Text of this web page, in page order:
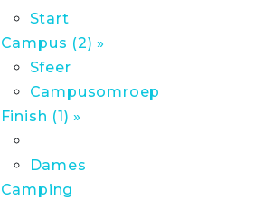
Start
Campus (2) »
Sfeer
Campusomroep
Finish (1) »
Dames
Camping